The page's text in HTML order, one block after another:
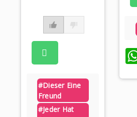
#dieser Eine
Freund
#jeder Hat